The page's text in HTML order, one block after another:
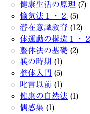
健康生活の原理 (7)
愉気法１・２ (5)
潜在意識教育 (12)
体運動の構造１・２
整体法の基礎 (2)
躾の時期 (1)
整体入門 (5)
叱言以前 (1)
健康の自然法 (1)
偶感集 (1)